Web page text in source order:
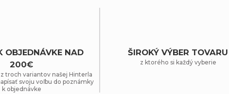
OBJEDNÁVKE NAD
200€
troch variantov našej Hinterla
svoju voľbu do poznámky
k objednávke
ŠIROKÝ VÝBER TOVARU
z ktorého si každý vyberie